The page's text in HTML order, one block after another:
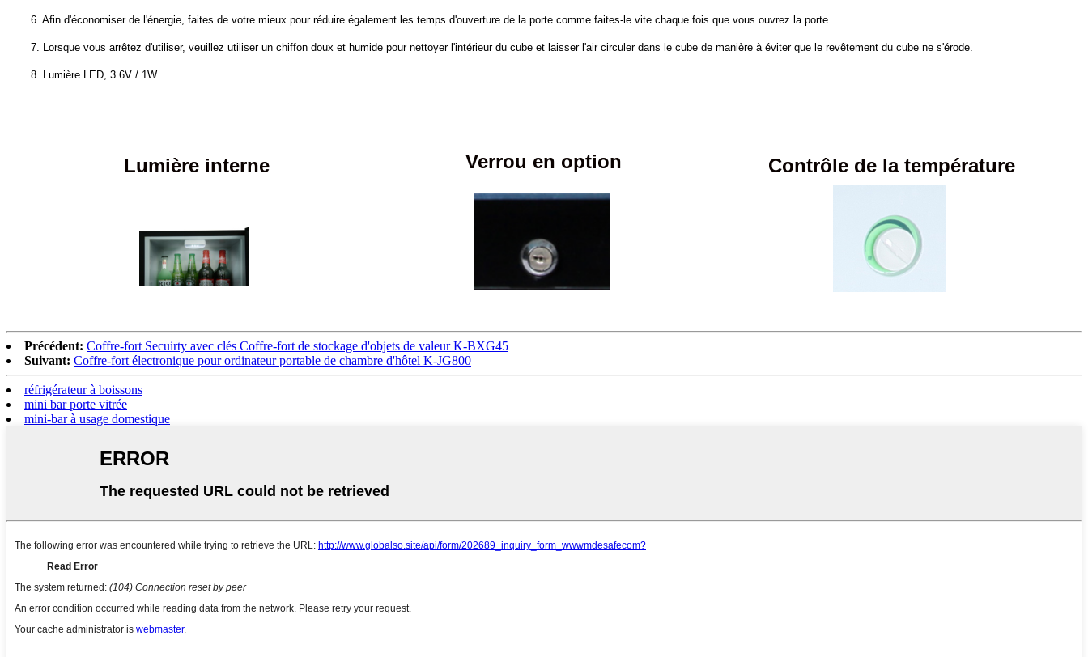
6. Afin d'économiser de l'énergie, faites de votre mieux pour réduire également les temps d'ouverture de la porte comme faites-le vite chaque fois que vous ouvrez la porte.
7. Lorsque vous arrêtez d'utiliser, veuillez utiliser un chiffon doux et humide pour nettoyer l'intérieur du cube et laisser l'air circuler dans le cube de manière à éviter que le revêtement du cube ne s'érode.
8. Lumière LED, 3.6V / 1W.
Lumière interne Verrou en option Contrôle de la température
Précédent: Coffre-fort Secuirty avec clés Coffre-fort de stockage d'objets de valeur K-BXG45
Suivant: Coffre-fort électronique pour ordinateur portable de chambre d'hôtel K-JG800
réfrigérateur à boissons
mini bar porte vitrée
mini-bar à usage domestique